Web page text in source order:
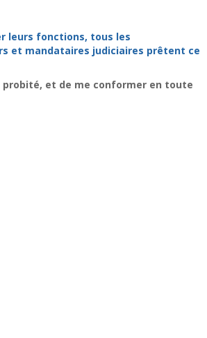
leurs fonctions, tous les
et mandataires judiciaires prêtent ce
probité, et de me conformer en toute